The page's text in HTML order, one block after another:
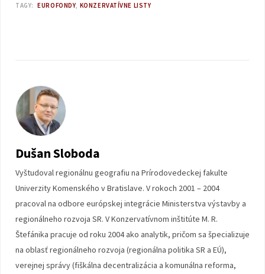
TAGY: EUROFONDY KONZERVATÍVNE LISTY
Dušan Sloboda
Vyštudoval regionálnu geografiu na Prírodovedeckej fakulte
Univerzity Komenského v Bratislave. V rokoch 2001 – 2004
pracoval na odbore európskej integrácie Ministerstva výstavby a
regionálneho rozvoja SR. V Konzervatívnom inštitúte M. R.
Štefánika pracuje od roku 2004 ako analytik, pričom sa špecializuje
na oblasť regionálneho rozvoja (regionálna politika SR a EÚ),
verejnej správy (fiškálna decentralizácia a komunálna reforma,